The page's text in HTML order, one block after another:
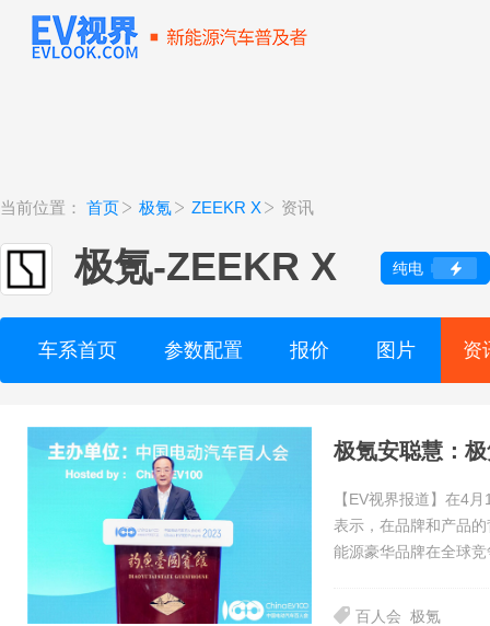
当前位置： 首页 极氪 ZEEKR X 资讯
极氪-ZEEKR X 纯电
车系首页 参数配置 报价 图片 资
【EV视界报道】在4
表示，在品牌和产品
能源豪华品牌在全球
百人会 极氪